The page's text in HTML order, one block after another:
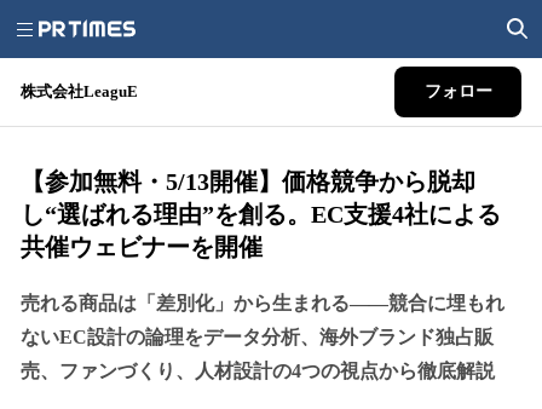
株式会社LeaguE フォロー
【参加無料・5/13開催】価格競争から脱却
し“選ばれる理由”を創る。EC支援4社による
共催ウェビナーを開催
売れる商品は「差別化」から生まれる――競合に埋もれ
ないEC設計の論理をデータ分析、海外ブランド独占販
売、ファンづくり、人材設計の4つの視点から徹底解説